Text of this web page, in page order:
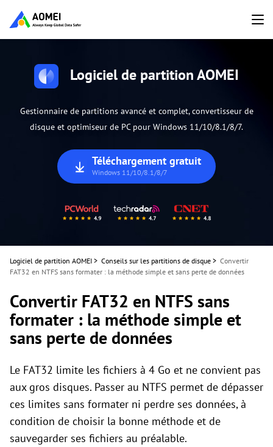
Logiciel de partition AOMEI
Gestionnaire de partitions avancé et complet, convertisseur de
disque et optimiseur de PC pour Windows 11/10/8.1/8/7.
Téléchargement gratuit
Windows 11/10/8.1/8/7
Logiciel de partition AOMEI > Conseils sur les partitions de disque > Convertir
FAT32 en NTFS sans formater : la méthode simple et sans perte de données
Convertir FAT32 en NTFS sans
formater : la méthode simple et
sans perte de données
Le FAT32 limite les fichiers à 4 Go et ne convient pas
aux gros disques. Passer au NTFS permet de dépasser
ces limites sans formater ni perdre ses données, à
condition de choisir la bonne méthode et de
sauvegarder ses fichiers au préalable.